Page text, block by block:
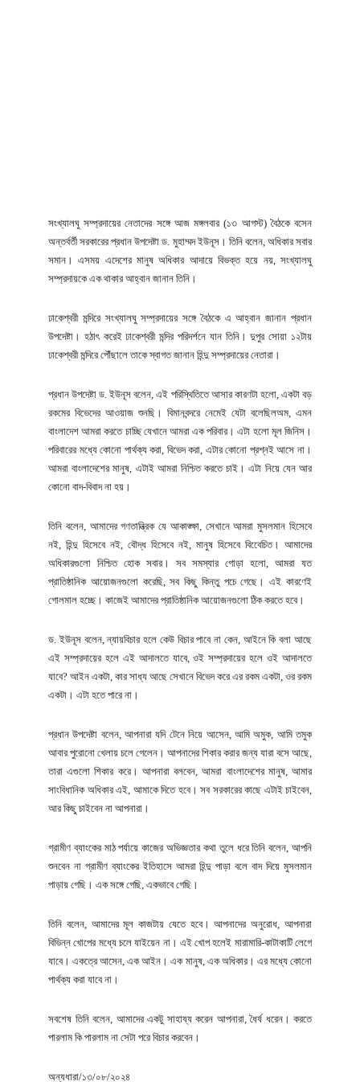
সংখ্যালঘু সম্প্রদায়ের নেতাদের সঙ্গে আজ মঙ্গলবার (১৩ আগস্ট) বৈঠকে বসেন
অন্তর্বর্তী সরকারের প্রধান উপদেষ্টা ড. মুহাম্মদ ইউনূস। তিনি বলেন, অধিকার সবার
সমান। এসময় এদেশের মানুষ অধিকার আদায়ে বিভক্ত হয়ে নয়, সংখ্যালঘু
সম্প্রদায়কে এক থাকার আহ্বান জানান তিনি।
ঢাকেশ্বরী মন্দিরে সংখ্যালঘু সম্প্রদায়ের সঙ্গে বৈঠকে এ আহ্বান জানান প্রধান
উপদেষ্টা। হঠাৎ করেই ঢাকেশ্বরী মন্দির পরিদর্শনে যান তিনি। দুপুর সোয়া ১২টায়
ঢাকেশ্বরী মন্দিরে পৌঁছালে তাকে স্বাগত জানান হিন্দু সম্প্রদায়ের নেতারা।
প্রধান উপদেষ্টা ড. ইউনূস বলেন, এই পরিস্থিতিতে আসার কারণটা হলো, একটা বড়
রকমের বিভেদের আওয়াজ শুনছি। বিমানবন্দরে নেমেই যেটা বলেছিলঅম, এমন
বাংলাদেশ আমরা করতে চাচ্ছি যেখানে আমরা এক পরিবার। এটা হলো মূল জিনিস।
পরিবারের মধ্যে কোনো পার্থক্য করা, বিভেদ করা, এটার কোনো প্রশ্নই আসে না।
আমরা বাংলাদেশের মানুষ, এটাই আমরা নিশ্চিত করতে চাই। এটা নিয়ে যেন আর
কোনো বাদ-বিবাদ না হয়।
তিনি বলেন, আমাদের গণতান্ত্রিক যে আকাঙ্ক্ষা, সেখানে আমরা মুসলমান হিসেবে
নই, হিন্দু হিসেবে নই, বৌদ্ধ হিসেবে নই, মানুষ হিসেবে বিবেেচিত। আমাদের
অধিকারগুলো নিশ্চিত হোক সবার। সব সমস্যার গোড়া হলো, আমরা যত
প্রাতিষ্ঠানিক আয়োজনগুলো করেছি, সব কিছু কিন্তু পচে গেছে। এই কারণেই
গোলমাল হচ্ছে। কাজেই আমাদের প্রাতিষ্ঠানিক আয়োজনগুলো ঠিক করতে হবে।
ড. ইউনূস বলেন, ন্যায়বিচার হলে কেউ বিচার পাবে না কেন, আইনে কি বলা আছে
এই সম্প্রদায়ের হলে এই আদালতে যাবে, ওই সম্প্রদায়ের হলে ওই আদালতে
যাবে? আইন একটা, কার সাধ্য আছে সেখানে বিভেদ করে এর রকম একটা, ওর রকম
একটা। এটা হতে পারে না।
প্রধান উপদেষ্টা বলেন, আপনারা যদি টেনে নিয়ে আসেন, আমি অমুক, আমি তমুক
আবার পুরোনো খেলায় চলে গেলেন। আপনাদের শিকার করার জন্য যারা বসে আছে,
তারা এগুলো শিকার করে। আপনারা বলবেন, আমরা বাংলাদেশের মানুষ, আমার
সাংবিধানিক অধিকার এই, আমাকে দিতে হবে। সব সরকারের কাছে এটাই চাইবেন,
আর কিছু চাইবেন না আপনারা।
গ্রামীণ ব্যাংকের মাঠ পর্যায়ে কাজের অভিজ্ঞতার কথা তুলে ধরে তিনি বলেন, আপনি
শুনবেন না গ্রামীণ ব্যাংকের ইতিহাসে আমরা হিন্দু পাড়া বলে বাদ দিয়ে মুসলমান
পাড়ায় গেছি। এক সঙ্গে গেছি, একভাবে গেছি।
তিনি বলেন, আমাদের মূল কাজটায় যেতে হবে। আপনাদের অনুরোধ, আপনারা
বিভিন্ন খোপের মধ্যে চলে যাইয়েন না। এই খোপ হলেই মারামারি-কাটাকাটি লেগে
যাবে। একত্রে আসেন, এক আইন। এক মানুষ, এক অধিকার। এর মধ্যে কোনো
পার্থক্য করা যাবে না।
সবশেষ তিনি বলেন, আমাদের একটু সাহায্য করেন আপনারা, ধৈর্য ধরেন। করতে
পারলাম কি পারলাম না সেটা পরে বিচার করবেন।
অন্যধারা/১৩/০৮/২০২৪